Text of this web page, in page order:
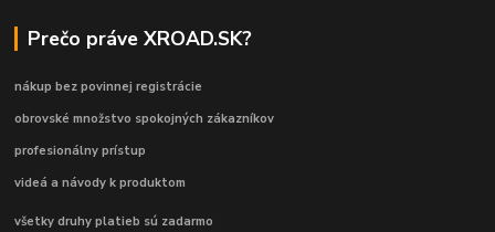
Prečo práve XROAD.SK?
nákup bez povinnej registrácie
obrovské množstvo spokojných zákazníkov
profesionálny prístup
videá a návody k produktom
všetky druhy platieb sú zadarmo